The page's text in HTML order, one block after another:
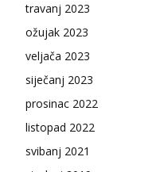
travanj 2023
ožujak 2023
veljača 2023
siječanj 2023
prosinac 2022
listopad 2022
svibanj 2021